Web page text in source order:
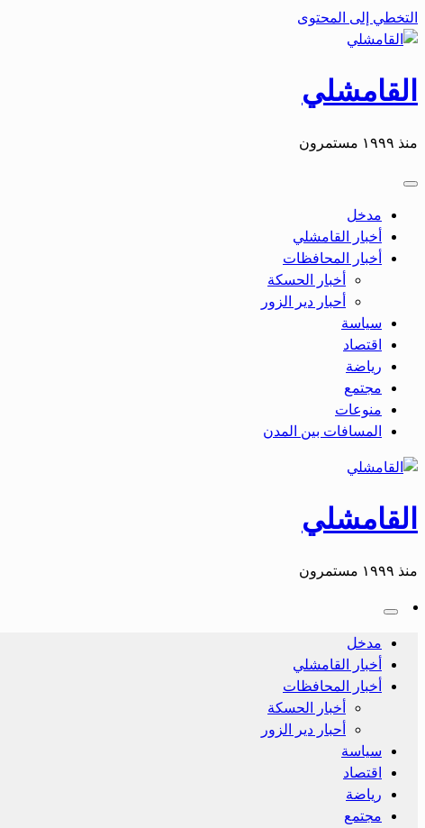
التخطي إلى المحتوى
القامشلي
منذ ١٩٩٩ مستمرون
مدخل
أخبار القامشلي
أخبار المحافظات
أخبار الحسكة
أحبار دير الزور
سياسة
اقتصاد
رياضة
مجتمع
منوعات
المسافات بين المدن
القامشلي
منذ ١٩٩٩ مستمرون
مدخل
أخبار القامشلي
أخبار المحافظات
أخبار الحسكة
أحبار دير الزور
سياسة
اقتصاد
رياضة
مجتمع